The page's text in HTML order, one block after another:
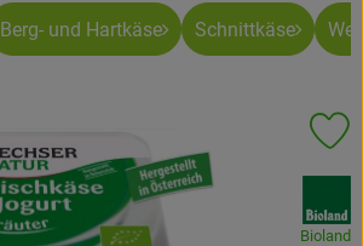
Rezepte
Berg- und Hartkäse Schnittkäse
Bioland